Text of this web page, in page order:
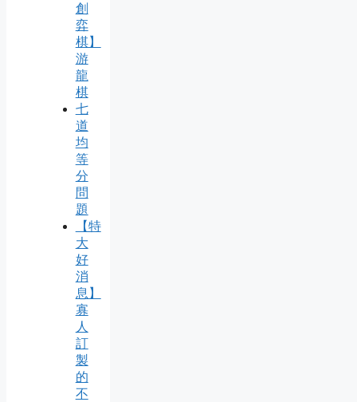
創
弈
棋】
游
龍
棋
七
道
均
等
分
問
題
【特
大
好
消
息】
寡
人
訂
製
的
不